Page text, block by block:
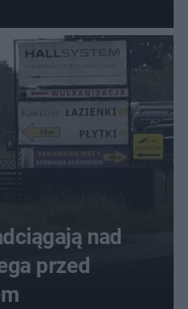
nad
przed